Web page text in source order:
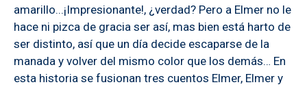
amarillo...¡Impresionante!, ¿verdad? Pero a Elmer no le
hace ni pizca de gracia ser así, mas bien está harto de
ser distinto, así que un día decide escaparse de la
manada y volver del mismo color que los demás… En
esta historia se fusionan tres cuentos Elmer, Elmer y